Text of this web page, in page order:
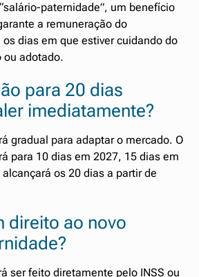
paternidade”, um benefício
a remuneração do
dias em que estiver cuidando do
ou adotado.
para 20 dias
imediatamente?
gradual para adaptar o mercado. O
para 10 dias em 2027, 15 dias em
os 20 dias a partir de
direito ao novo
ser feito diretamente pelo INSS ou